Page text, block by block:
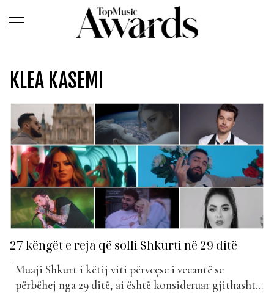
KLEA KASEMI
27 këngët e reja që solli Shkurti në 29 ditë
Muaji Shkurt i këtij viti përveçse i vecantë se
përbëhej nga 29 ditë, ai është konsideruar gjithashtu